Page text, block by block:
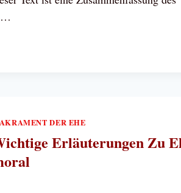
DER EHE
Erläuterungen Zu